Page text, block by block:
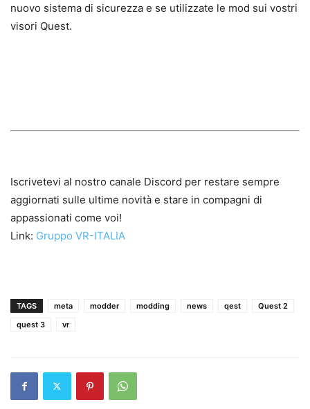
nuovo sistema di sicurezza e se utilizzate le mod sui vostri
visori Quest.
Iscrivetevi al nostro canale Discord per restare sempre
aggiornati sulle ultime novità e stare in compagni di
appassionati come voi!
Link: Gruppo VR-ITALIA
TAGS meta modder modding news qest
Quest 2
quest 3
vr